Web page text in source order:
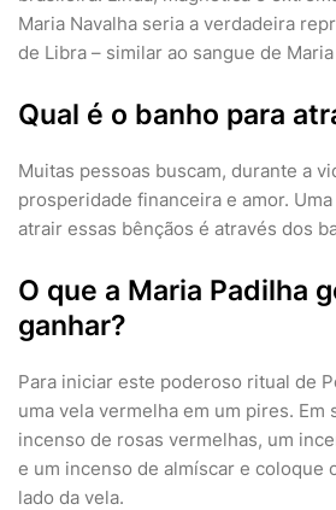
Maria Navalha seria a verdadeira
de Libra – similar ao sangue de
Qual é o banho para
Muitas pessoas buscam, durante a
prosperidade financeira e amor.
atrair essas bênçãos é através dos
O que a Maria Padilha
ganhar?
Para iniciar este poderoso ritual de
uma vela vermelha em um pires. Em
incenso de rosas vermelhas, um
e um incenso de almíscar e coloque
lado da vela.